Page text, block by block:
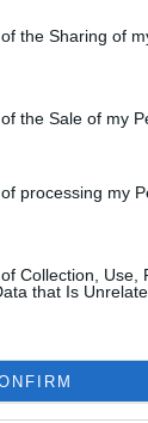
the Sharing of
the Sale of my
processing my
Collection, Use,
that Is